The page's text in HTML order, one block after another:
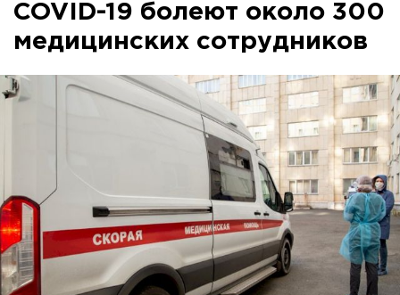
COVID-19 болеют около 300
медицинских сотрудников